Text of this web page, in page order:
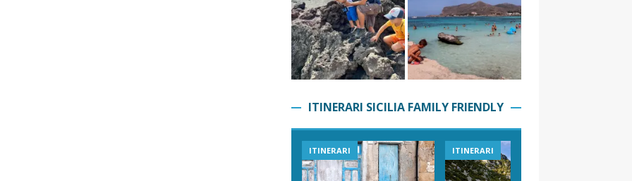
ITINERARI SICILIA FAMILY FRIENDLY
ITINERARI ITINERARI